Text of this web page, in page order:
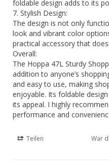
foldable design adds to its
7. Stylish Design:
The design is not only
look and vibrant color
practical accessory that
Overall:
The Hoppa 47L Sturdy
addition to anyone’s
and easy to use, making
enjoyable. Its foldable
its appeal. I highly
performance and
Teilen War